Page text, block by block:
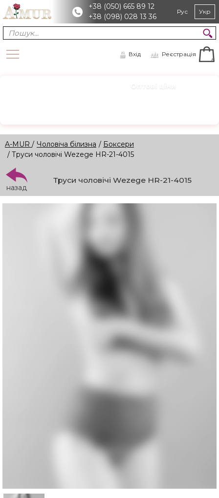
+38 (050) 665 89 12
+38 (098) 028 13 36
Рус Укр
Вхід Реєстрація
Оптові ціни
A-MUR / Чоловіча білизна / Боксери
/ Труси чоловічі Wezege HR-21-4015
назад
Труси чоловічі Wezege HR-21-4015